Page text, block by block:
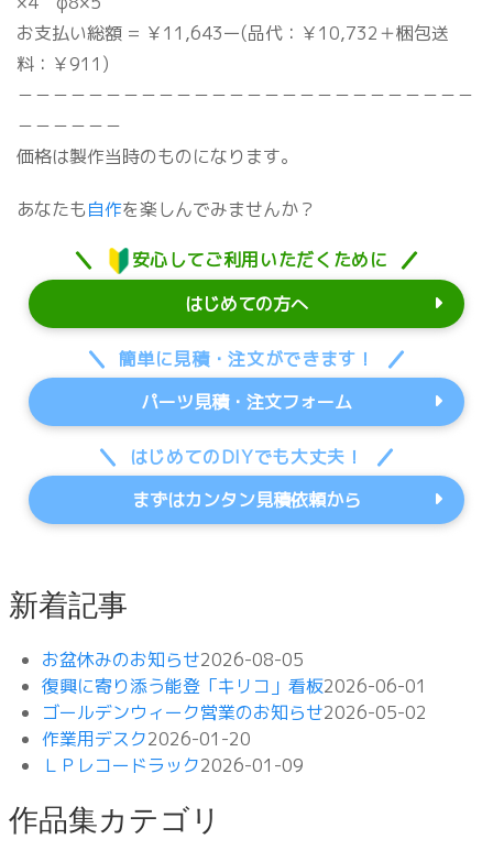
お支払い総額 = ￥11,643ー(品代：￥10,732＋梱包送
料：￥911)
－－－－－－－－－－－－－－－－－－－－－－－－－－
－－－－－－
価格は製作当時のものになります。
あなたも自作を楽しんでみませんか？
安心してご利用いただくために
はじめての方へ
簡単に見積・注文ができます！
パーツ見積・注文フォーム
はじめてのDIYでも大丈夫！
まずはカンタン見積依頼から
新着記事
お盆休みのお知らせ2026-08-05
復興に寄り添う能登「キリコ」看板2026-06-01
ゴールデンウィーク営業のお知らせ2026-05-02
作業用デスク2026-01-20
ＬＰレコードラック2026-01-09
作品集カテゴリ